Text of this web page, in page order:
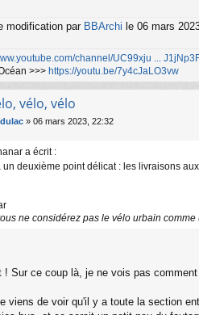
modification par BBArchi le 06 mars
channel/UC99xju ...
>>> https://youtu.be/7y4cJaLO3vw
vélo, vélo
» 06 mars 2023, 22:32
a écrit :
un deuxième point délicat : les livraisons
ne considérez pas le vélo urbain
! Sur ce coup là, je ne vois pas
viens de voir qu'il y a toute la section